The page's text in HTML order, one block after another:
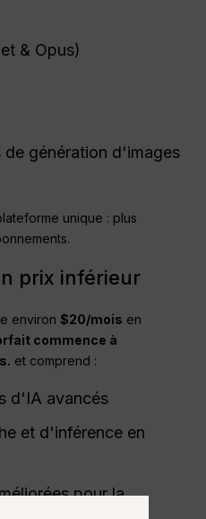
& Opus)
de génération d'images
unique : plus
prix inférieur
environ$20/mois en
commence à
et comprend :
d'IA avancés
et d'inférence en
pour la